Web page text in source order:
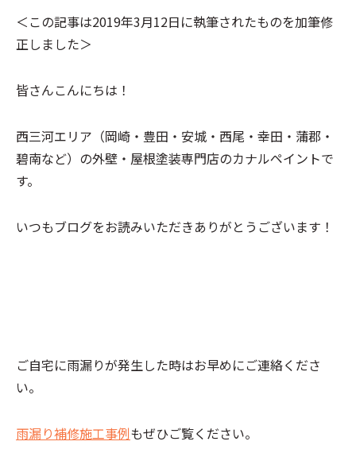
＜この記事は2019年3月12日に執筆されたものを加筆修
正しました＞
皆さんこんにちは！
西三河エリア （岡崎・豊田・安城・西尾・幸田・蒲郡・
碧南など）の外壁・屋根塗装専門店のカナルペイントで
す。
いつもブログをお読みいただきありがとうございます！
ご自宅に雨漏りが発生した時はお早めにご連絡くださ
い。
雨漏り補修施工事例もぜひご覧ください。